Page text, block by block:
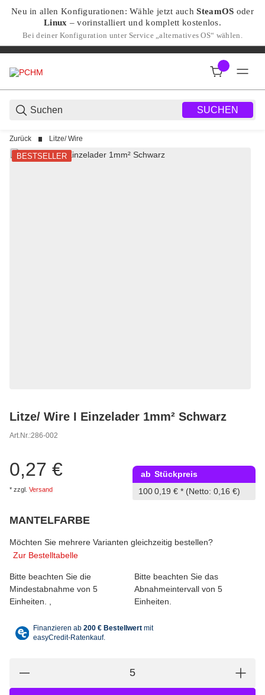
Neu in allen Konfigurationen: Wähle jetzt auchSteamOS oder
Linux – vorinstalliert und komplett kostenlos.
Bei deiner Konfiguration unter Service „alternatives OS“ wählen.
SUCHEN
Zurück Litze/ Wire
BESTSELLER
Litze/ Wire I Einzelader 1mm² Schwarz
Art.Nr.:286-002
0,27 €
* zzgl. Versand
ab Stückpreis
1000,19 € * (Netto: 0,16 €)
MANTELFARBE
Möchten Sie mehrere Varianten gleichzeitig bestellen?
Zur Bestelltabelle
Bitte beachten Sie die
Mindestabnahme von 5
Einheiten.
Bitte beachten Sie das
Abnahmeintervall von 5
Einheiten.